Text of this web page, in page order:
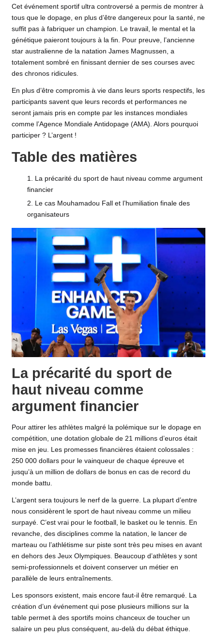
Cet événement sportif ultra controversé a permis de montrer à
tous que le dopage, en plus d’être dangereux pour la santé, ne
suffit pas à fabriquer un champion. Le travail, le mental et la
génétique paieront toujours à la fin. Pour preuve, l’ancienne
star australienne de la natation James Magnussen, a
totalement sombré en finissant dernier de ses courses avec
des chronos ridicules.
En plus d’être compromis à vie dans leurs sports respectifs, les
participants savent que leurs records et performances ne
seront jamais pris en compte par les instances mondiales
comme l’Agence Mondiale Antidopage (AMA). Alors pourquoi
participer ? L’argent !
Table des matières
La précarité du sport de haut niveau comme argument
financier
Le cas Mouhamadou Fall et l’humiliation finale des
organisateurs
La précarité du sport de
haut niveau comme
argument financier
Pour attirer les athlètes malgré la polémique sur le dopage en
compétition, une dotation globale de 21 millions d’euros était
mise en jeu. Les promesses financières étaient colossales :
250 000 dollars pour le vainqueur de chaque épreuve et
jusqu’à un million de dollars de bonus en cas de record du
monde battu.
L’argent sera toujours le nerf de la guerre. La plupart d’entre
nous considèrent le sport de haut niveau comme un milieu
surpayé. C’est vrai pour le football, le basket ou le tennis. En
revanche, des disciplines comme la natation, le lancer de
marteau ou l’athlétisme sur piste sont très peu mises en avant
en dehors des Jeux Olympiques. Beaucoup d’athlètes y sont
semi-professionnels et doivent conserver un métier en
parallèle de leurs entraînements.
Les sponsors existent, mais encore faut-il être remarqué. La
création d’un événement qui pose plusieurs millions sur la
table permet à des sportifs moins chanceux de toucher un
salaire un peu plus conséquent, au-delà du débat éthique.